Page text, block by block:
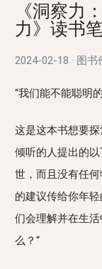
《洞察力
力》读书
2024-02-18 · 图书
“我们能不能聪明
这是这本书想要
倾听的人提出的
世，而且没有任
的建议传给你年
们会理解并在生
么？“